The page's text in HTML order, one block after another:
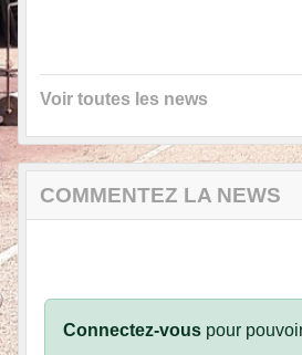
Voir toutes les news
COMMENTEZ LA NEWS
Connectez-vous pour